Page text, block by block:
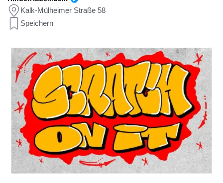
Kalk-Mülheimer Straße 58
Speichern